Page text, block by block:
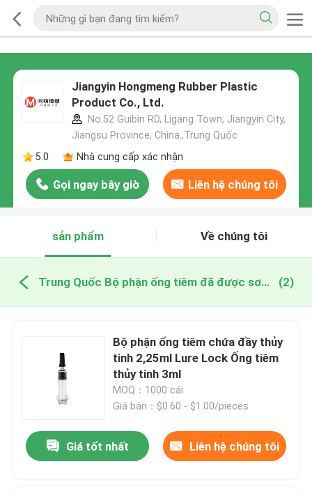
Jiangyin Hongmeng Rubber Plastic
Product Co., Ltd.
No.52 Guibin RD, Ligang Town, Jiangyin City,
Jiangsu Province, China.,Trung Quốc
5.0
Nhà cung cấp xác nhận
Gọi ngay bây giờ Liên hệ chúng tôi
sản phẩm Về chúng tôi
Trung Quốc Bộ phận ống tiêm đã được sơ chế (2)
Bộ phận ống tiêm chứa đầy thủy
tinh 2,25ml Lure Lock Ống tiêm
thủy tinh 3ml
MOQ：1000 cái
Giá bán：$0.60 - $1.00/pieces
Giá tốt nhất Liên hệ chúng tôi